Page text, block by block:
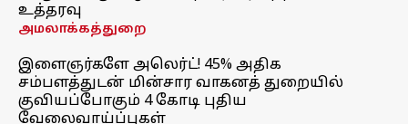
உத்தரவு
அமலாக்கத்துறை
இளைஞர்களே அலெர்ட்! 45% அதிக
சம்பளத்துடன் மின்சார வாகனத் துறையில்
குவியப்போகும் 4 கோடி புதிய
வேலைவாய்ப்புகள்